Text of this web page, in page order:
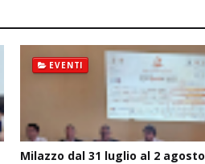
EVENTI
Milazzo dal 31 luglio al 2 agosto